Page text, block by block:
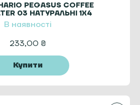
PEGASUS COFFEE
03 НАТУРАЛЬНІ 1X4
В наявності
233,00 ₴
Купити